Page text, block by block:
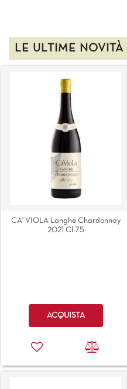
LE ULTIME NOVITÀ
CA' VIOLA Langhe Chardonnay
2021 Cl.75
Quantità
ACQUISTA